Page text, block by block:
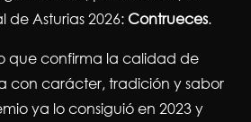
Detalles
de Asturias 2026:Contrueces.
que confirma la calidad de
con carácter, tradición y sabor
ya lo consiguió en 2023 y